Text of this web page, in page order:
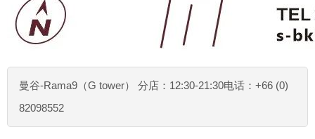
曼谷-Rama9（G tower） 分店：12:30-21:30电话：+66 (0)
82098552